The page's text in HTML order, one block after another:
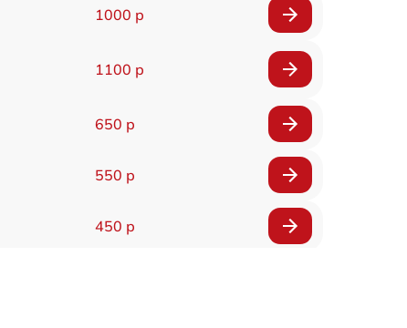
1000 р
1100 р
650 р
550 р
450 р